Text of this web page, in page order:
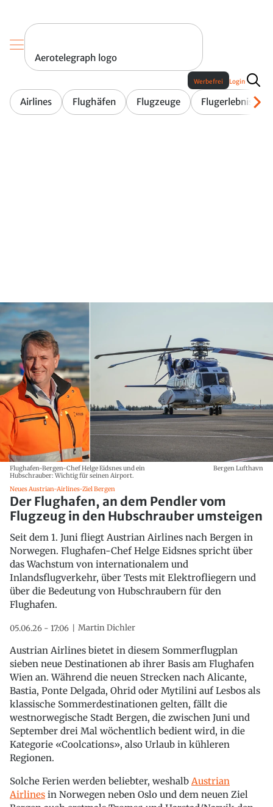
Aerotelegraph logo
Airlines Flughäfen Flugzeuge Flugerlebnis
Werbefrei Login
Flughafen-Bergen-Chef Helge Eidsnes und ein
Hubschrauber: Wichtig für seinen Airport.
Bergen Lufthavn
Neues Austrian-Airlines-Ziel Bergen
Der Flughafen, an dem Pendler vom
Flugzeug in den Hubschrauber umsteigen
Seit dem 1. Juni fliegt Austrian Airlines nach Bergen in
Norwegen. Flughafen-Chef Helge Eidsnes spricht über
das Wachstum von internationalem und
Inlandsflugverkehr, über Tests mit Elektrofliegern und
über die Bedeutung von Hubschraubern für den
Flughafen.
05.06.26 - 17:06 Martin Dichler
Austrian Airlines bietet in diesem Sommerflugplan
sieben neue Destinationen ab ihrer Basis am Flughafen
Wien an. Während die neuen Strecken nach Alicante,
Bastia, Ponte Delgada, Ohrid oder Mytilini auf Lesbos als
klassische Sommerdestinationen gelten, fällt die
westnorwegische Stadt Bergen, die zwischen Juni und
September drei Mal wöchentlich bedient wird, in die
Kategorie «Coolcations», also Urlaub in kühleren
Regionen.
Solche Ferien werden beliebter, weshalb Austrian
Airlines in Norwegen neben Oslo und dem neuen Ziel